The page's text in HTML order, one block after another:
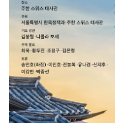
SPACE 소개
공지사항
기사문의
광고문의
Contact